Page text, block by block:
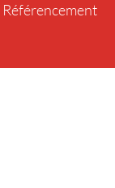
Référencement